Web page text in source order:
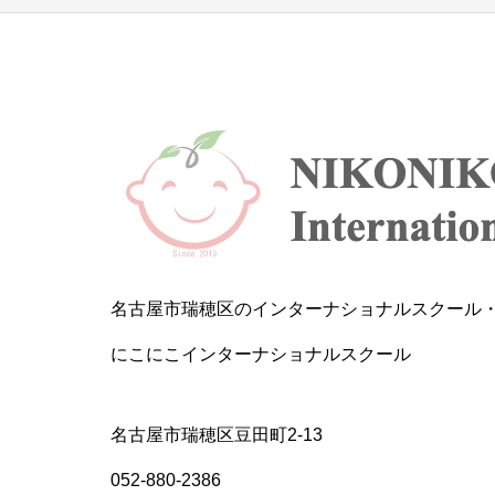
名古屋市瑞穂区のインターナショナルスクール
にこにこインターナショナルスクール
名古屋市瑞穂区豆田町2-13
052-880-2386